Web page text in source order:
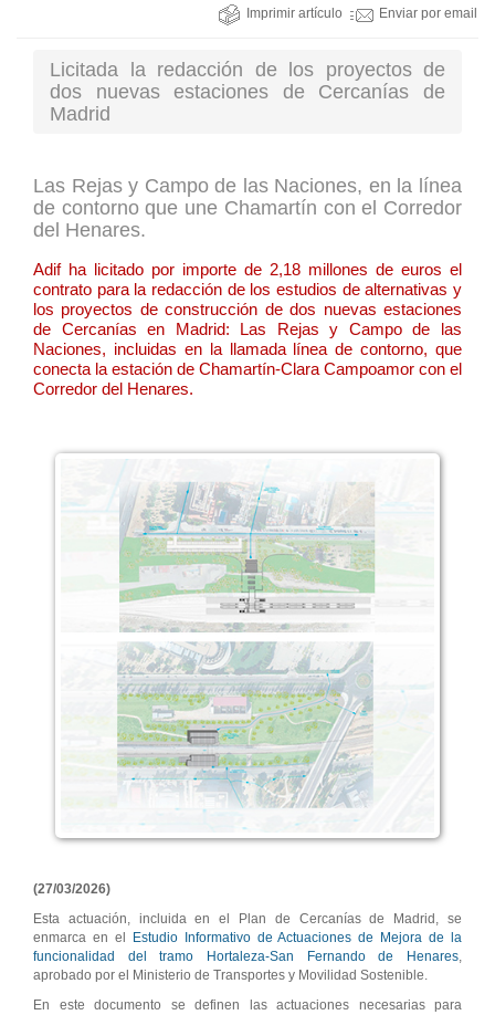
Imprimir artículo Enviar por email
Licitada la redacción de los proyectos de
dos nuevas estaciones de Cercanías de
Madrid
Las Rejas y Campo de las Naciones, en la línea
de contorno que une Chamartín con el Corredor
del Henares.
Adif ha licitado por importe de 2,18 millones de euros el
contrato para la redacción de los estudios de alternativas y
los proyectos de construcción de dos nuevas estaciones
de Cercanías en Madrid: Las Rejas y Campo de las
Naciones, incluidas en la llamada línea de contorno, que
conecta la estación de Chamartín-Clara Campoamor con el
Corredor del Henares.
(27/03/2026)
Esta actuación, incluida en el Plan de Cercanías de Madrid, se
enmarca en el
Estudio Informativo de Actuaciones de Mejora de la
funcionalidad del tramo Hortaleza-San Fernando de Henares,
aprobado por el Ministerio de Transportes y Movilidad Sostenible.
En este documento se definen las actuaciones necesarias para